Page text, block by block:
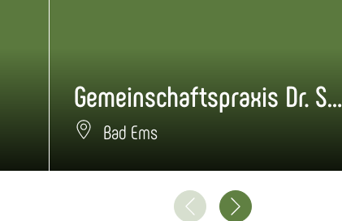
Gemeinschaftspraxis Dr. Schulz + Dr. Bruker
Bad Ems